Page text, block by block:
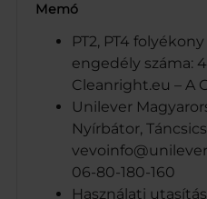
Memó
PT2, PT4
engedély száma:
Cleanright.eu – A
Unilever
Nyírbátor,
06-80-180-160
Használati